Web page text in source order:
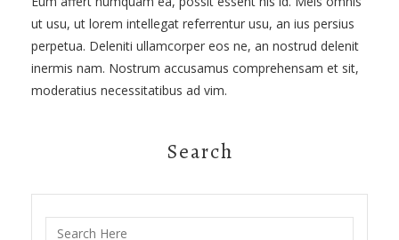
ut usu, ut lorem intellegat referrentur usu, an ius persius
perpetua. Deleniti ullamcorper eos ne, an nostrud delenit
inermis nam. Nostrum accusamus comprehensam et sit,
moderatius necessitatibus ad vim.
Search
Search for: